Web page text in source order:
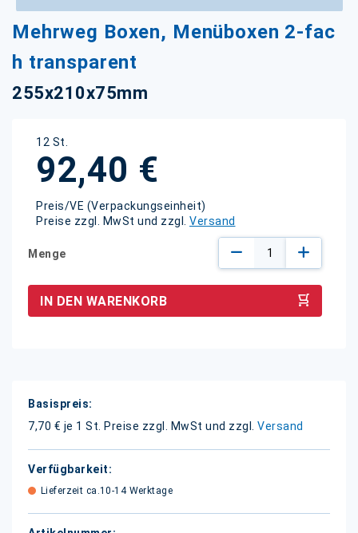
Mehrweg Boxen, Menüboxen 2-fac
h transparent
255x210x75mm
12 St.
92,40 €
Preis/VE (Verpackungseinheit)
Preise zzgl. MwSt und zzgl. Versand
Menge
IN DEN WARENKORB
Weitere
Informationen
7,70 € je 1 St. Preise zzgl. MwSt und zzgl. Versand
Lieferzeit ca.10-14 Werktage
Anfang
der
Bildgalerie
springen